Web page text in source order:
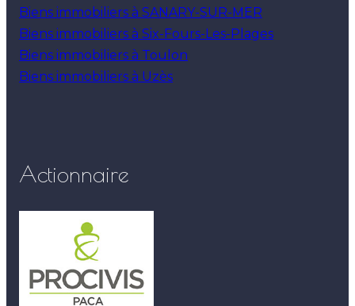
Biens immobiliers à SANARY-SUR-MER
Biens immobiliers à Six-Fours-Les-Plages
Biens immobiliers à Toulon
Biens immobiliers à Uzès
Actionnaire